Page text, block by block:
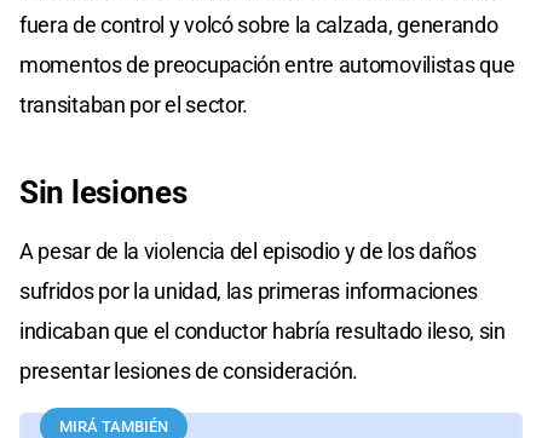
fuera de control y volcó sobre la calzada, generando
momentos de preocupación entre automovilistas que
transitaban por el sector.
Sin lesiones
A pesar de la violencia del episodio y de los daños
sufridos por la unidad, las primeras informaciones
indicaban que el conductor habría resultado ileso, sin
presentar lesiones de consideración.
MIRÁ TAMBIÉN